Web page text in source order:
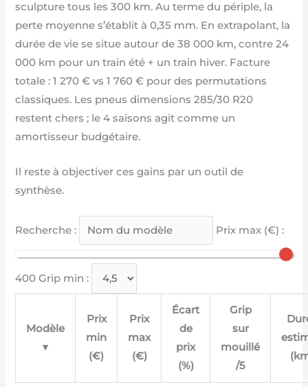
sculpture tous les 300 km. Au terme du périple, la
perte moyenne s’établit à 0,35 mm. En extrapolant, la
durée de vie se situe autour de 38 000 km, contre 24
000 km pour un train été + un train hiver. Facture
totale : 1 270 € vs 1 760 € pour des permutations
classiques. Les pneus dimensions 285/30 R20
restent chers ; le 4 saisons agit comme un
amortisseur budgétaire.
Il reste à objectiver ces gains par un outil de
synthèse.
Recherche : Prix max (€) :
400 Grip min :
Modèle
▾
Prix
min
(€)
Prix
max
(€)
Écart
de
prix
(%)
Grip
sur
mouillé
/5